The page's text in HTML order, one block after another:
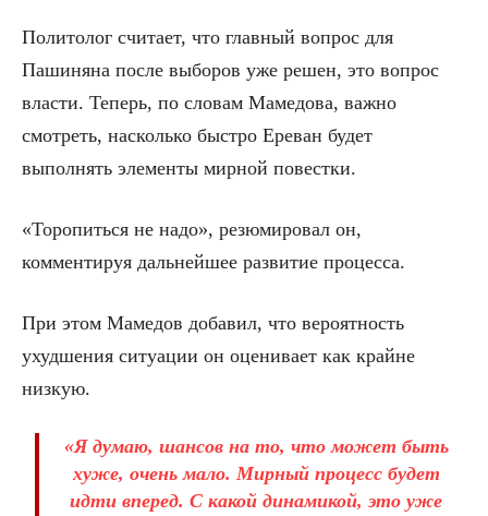
Политолог считает, что главный вопрос для
Пашиняна после выборов уже решен, это вопрос
власти. Теперь, по словам Мамедова, важно
смотреть, насколько быстро Ереван будет
выполнять элементы мирной повестки.
«Торопиться не надо», резюмировал он,
комментируя дальнейшее развитие процесса.
При этом Мамедов добавил, что вероятность
ухудшения ситуации он оценивает как крайне
низкую.
«Я думаю, шансов на то, что может быть
хуже, очень мало. Мирный процесс будет
идти вперед. С какой динамикой, это уже